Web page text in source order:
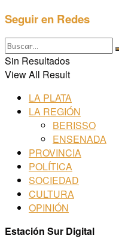
Seguir en Redes
Sin Resultados
View All Result
LA PLATA
LA REGIÓN
BERISSO
ENSENADA
PROVINCIA
POLÍTICA
SOCIEDAD
CULTURA
OPINIÓN
Estación Sur Digital